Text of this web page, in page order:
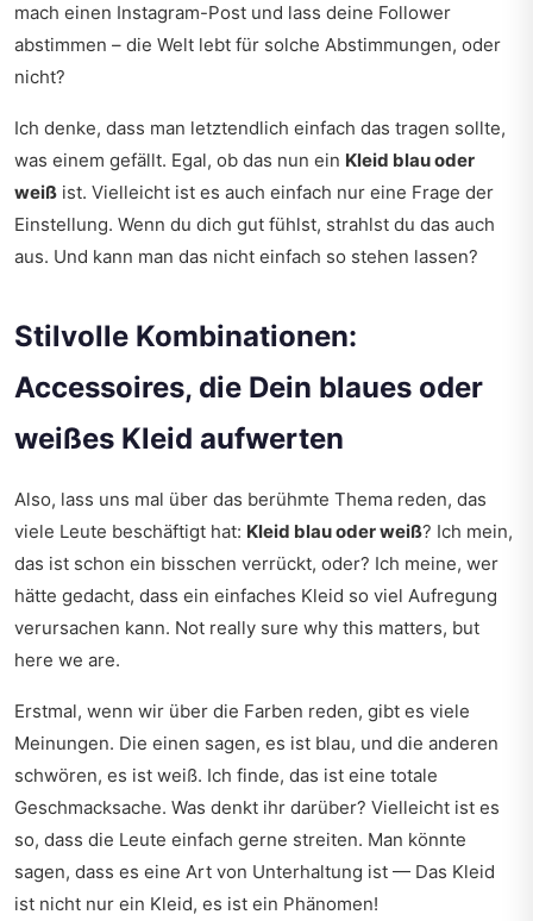
mach einen Instagram-Post und lass deine Follower
abstimmen – die Welt lebt für solche Abstimmungen, oder
nicht?
Ich denke, dass man letztendlich einfach das tragen sollte,
was einem gefällt. Egal, ob das nun ein Kleid blau oder
weiß ist. Vielleicht ist es auch einfach nur eine Frage der
Einstellung. Wenn du dich gut fühlst, strahlst du das auch
aus. Und kann man das nicht einfach so stehen lassen?
Stilvolle Kombinationen:
Accessoires, die Dein blaues oder
weißes Kleid aufwerten
Also, lass uns mal über das berühmte Thema reden, das
viele Leute beschäftigt hat: Kleid blau oder weiß? Ich mein,
das ist schon ein bisschen verrückt, oder? Ich meine, wer
hätte gedacht, dass ein einfaches Kleid so viel Aufregung
verursachen kann. Not really sure why this matters, but
here we are.
Erstmal, wenn wir über die Farben reden, gibt es viele
Meinungen. Die einen sagen, es ist blau, und die anderen
schwören, es ist weiß. Ich finde, das ist eine totale
Geschmacksache. Was denkt ihr darüber? Vielleicht ist es
so, dass die Leute einfach gerne streiten. Man könnte
sagen, dass es eine Art von Unterhaltung ist — Das Kleid
ist nicht nur ein Kleid, es ist ein Phänomen!